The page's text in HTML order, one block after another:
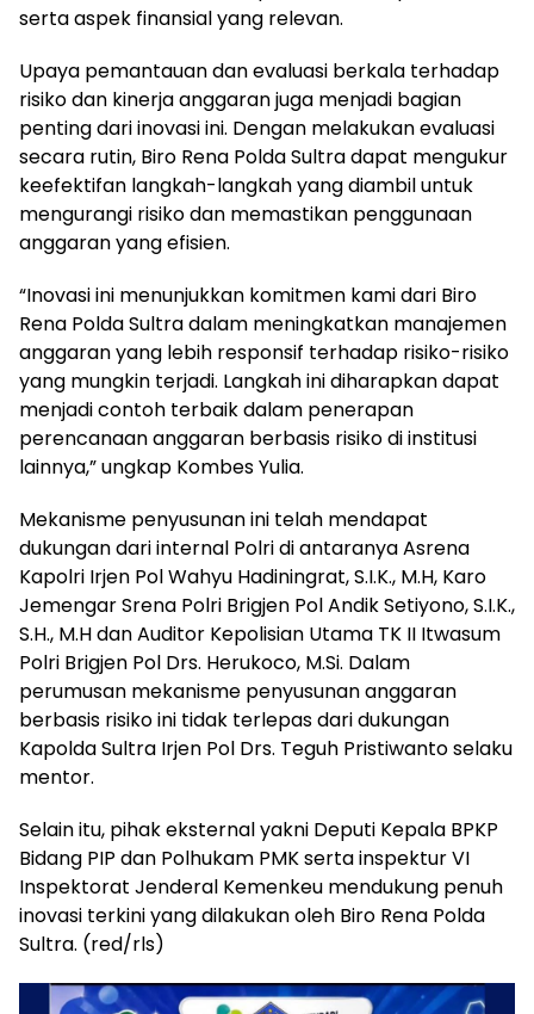
serta aspek finansial yang relevan.
Upaya pemantauan dan evaluasi berkala terhadap
risiko dan kinerja anggaran juga menjadi bagian
penting dari inovasi ini. Dengan melakukan evaluasi
secara rutin, Biro Rena Polda Sultra dapat mengukur
keefektifan langkah-langkah yang diambil untuk
mengurangi risiko dan memastikan penggunaan
anggaran yang efisien.
“Inovasi ini menunjukkan komitmen kami dari Biro
Rena Polda Sultra dalam meningkatkan manajemen
anggaran yang lebih responsif terhadap risiko-risiko
yang mungkin terjadi. Langkah ini diharapkan dapat
menjadi contoh terbaik dalam penerapan
perencanaan anggaran berbasis risiko di institusi
lainnya,” ungkap Kombes Yulia.
Mekanisme penyusunan ini telah mendapat
dukungan dari internal Polri di antaranya Asrena
Kapolri Irjen Pol Wahyu Hadiningrat, S.I.K., M.H, Karo
Jemengar Srena Polri Brigjen Pol Andik Setiyono, S.I.K.,
S.H., M.H dan Auditor Kepolisian Utama TK II Itwasum
Polri Brigjen Pol Drs. Herukoco, M.Si. Dalam
perumusan mekanisme penyusunan anggaran
berbasis risiko ini tidak terlepas dari dukungan
Kapolda Sultra Irjen Pol Drs. Teguh Pristiwanto selaku
mentor.
Selain itu, pihak eksternal yakni Deputi Kepala BPKP
Bidang PIP dan Polhukam PMK serta inspektur VI
Inspektorat Jenderal Kemenkeu mendukung penuh
inovasi terkini yang dilakukan oleh Biro Rena Polda
Sultra. (red/rls)